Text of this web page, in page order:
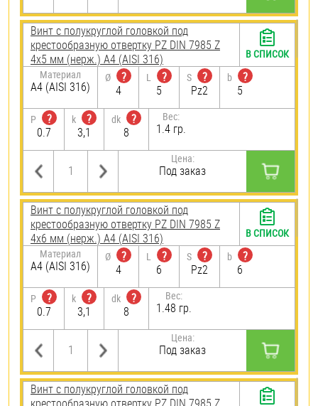
Винт с полукруглой головкой под
крестообразную отвертку PZ DIN 7985 Z
4х5 мм (нерж.) A4 (AISI 316)
Материал
A4 (AISI 316)
Ø
?
4
L
?
5
S
?
Pz2
b
?
5
P
?
0.7
k
?
3,1
dk
?
8
Вес:
1.4 гр.
Цена:
Под заказ
В СПИСОК
Винт с полукруглой головкой под
крестообразную отвертку PZ DIN 7985 Z
4х6 мм (нерж.) A4 (AISI 316)
Материал
A4 (AISI 316)
Ø
?
4
L
?
6
S
?
Pz2
b
?
6
P
?
0.7
k
?
3,1
dk
?
8
Вес:
1.48 гр.
Цена:
Под заказ
В СПИСОК
Винт с полукруглой головкой под